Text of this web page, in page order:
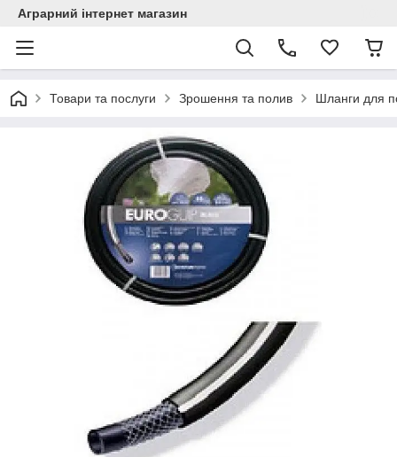
Аграрний інтернет магазин
Товари та послуги Зрошення та полив Шланги для